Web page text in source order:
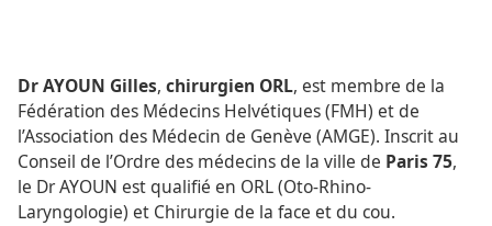
Dr AYOUN Gilles, chirurgien ORL, est membre de la
Fédération des Médecins Helvétiques (FMH) et de
l’Association des Médecin de Genève (AMGE). Inscrit au
Conseil de l’Ordre des médecins de la ville de Paris 75,
le Dr AYOUN est qualifié en ORL (Oto-Rhino-
Laryngologie) et Chirurgie de la face et du cou.